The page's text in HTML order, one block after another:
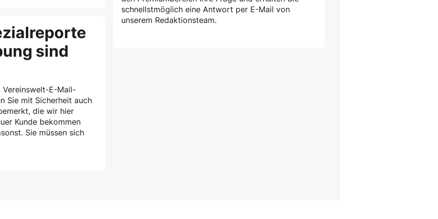
sind
Vereinswelt-E-Mail-
Sie mit Sicherheit auch
die wir hier
Kunde bekommen
Sie müssen sich
schnellstmöglich eine Antwort per E-Mail von
unserem Redaktionsteam.